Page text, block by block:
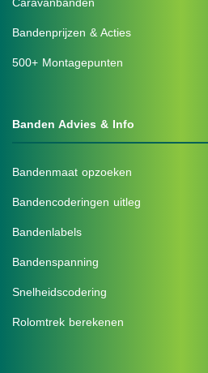
Bandenprijzen & Acties
500+ Montagepunten
Banden Advies & Info
Bandenmaat opzoeken
Bandencoderingen uitleg
Bandenlabels
Bandenspanning
Snelheidscodering
Rolomtrek berekenen